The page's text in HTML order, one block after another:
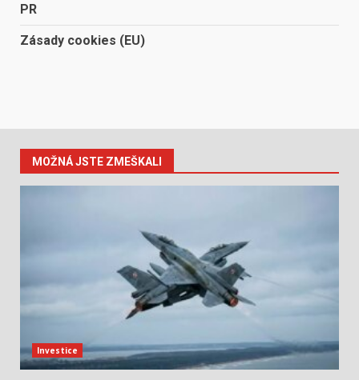
PR
Zásady cookies (EU)
MOŽNÁ JSTE ZMEŠKALI
Investice